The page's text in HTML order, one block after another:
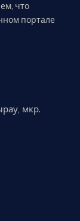
что
портале
мкр.